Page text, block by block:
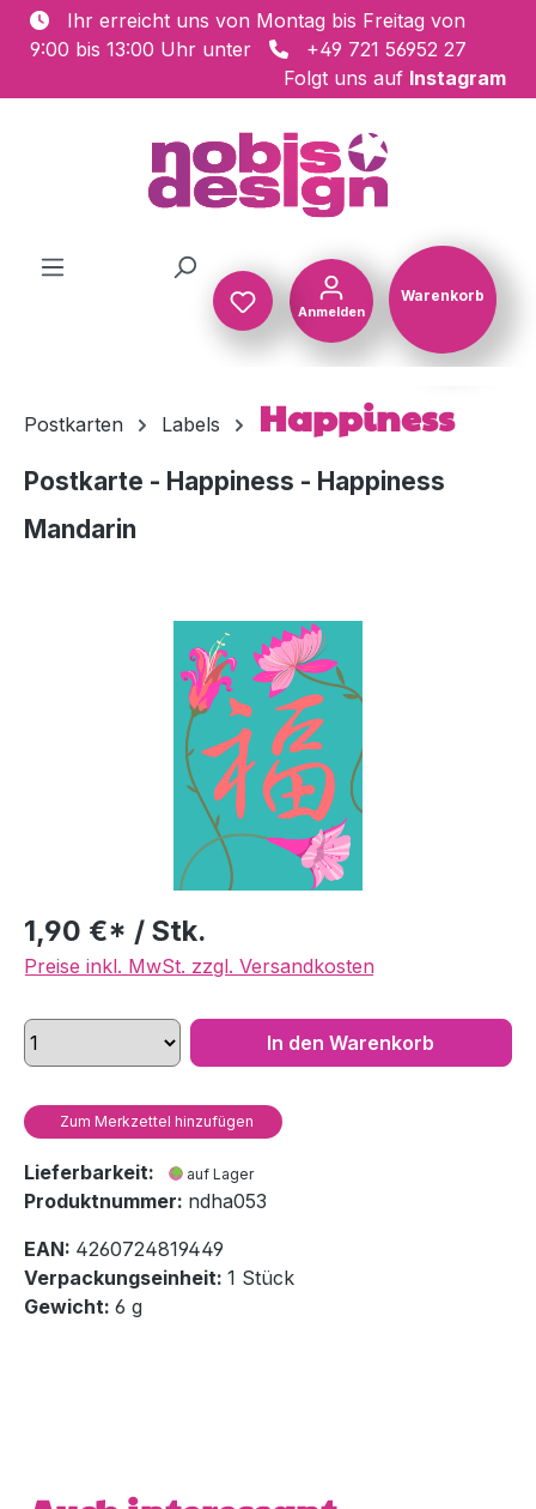
Zum Hauptinhalt springen
Ihr erreicht uns von Montag bis Freitag von
9:00 bis 13:00 Uhr unter
+49 721 56952 27
Folgt uns auf Instagram
Anmelden
Warenkorb
Postkarten Labels Happiness
Postkarte - Happiness - Happiness
Mandarin
Bildergalerie überspringen
1,90 €* / Stk.
Preise inkl. MwSt. zzgl. Versandkosten
In den Warenkorb
Zum Merkzettel hinzufügen
Lieferbarkeit: auf Lager
Produktnummer: ndha053
EAN: 4260724819449
Verpackungseinheit: 1 Stück
Gewicht: 6 g
Produktgalerie überspringen